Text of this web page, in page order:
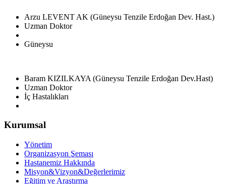
Arzu LEVENT AK (Güneysu Tenzile Erdoğan Dev. Hast.)
Uzman Doktor
Güneysu
Baram KIZILKAYA (Güneysu Tenzile Erdoğan Dev.Hast)
Uzman Doktor
İç Hastalıkları
Kurumsal
Yönetim
Organizasyon Şeması
Hastanemiz Hakkında
Misyon&Vizyon&Değerlerimiz
Eğitim ve Araştırma